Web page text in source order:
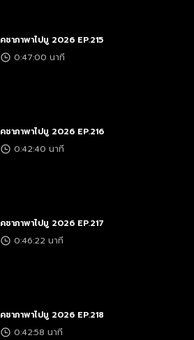
คชาภาพาไปมู 2026 EP.215
0:47:00 นาที
คชาภาพาไปมู 2026 EP.216
0:42:40 นาที
คชาภาพาไปมู 2026 EP.217
0:46:22 นาที
คชาภาพาไปมู 2026 EP.218
0:42:58 นาที